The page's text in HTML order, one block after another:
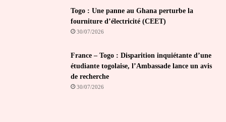
Togo : Une panne au Ghana perturbe la
fourniture d’électricité (CEET)
30/07/2026
France – Togo : Disparition inquiétante d’une
étudiante togolaise, l’Ambassade lance un avis
de recherche
30/07/2026